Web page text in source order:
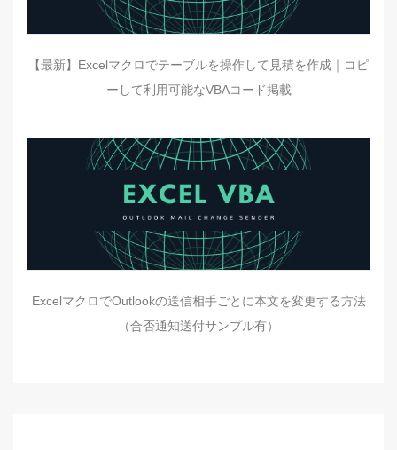
【最新】Excelマクロでテーブルを操作して見積を作成｜コピ
ーして利用可能なVBAコード掲載
ExcelマクロでOutlookの送信相手ごとに本文を変更する方法
（合否通知送付サンプル有）